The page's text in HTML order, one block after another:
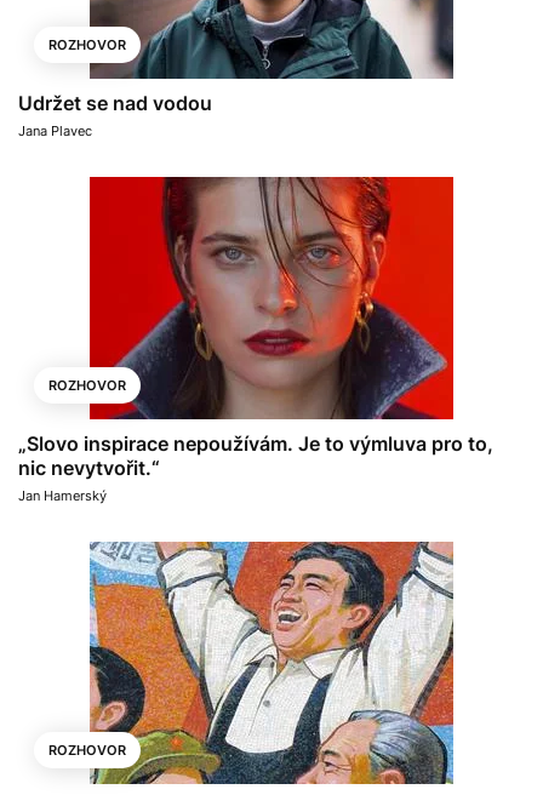
ROZHOVOR
Udržet se nad vodou
Jana Plavec
ROZHOVOR
„Slovo inspirace nepoužívám. Je to výmluva pro to,
nic nevytvořit.“
Jan Hamerský
ROZHOVOR